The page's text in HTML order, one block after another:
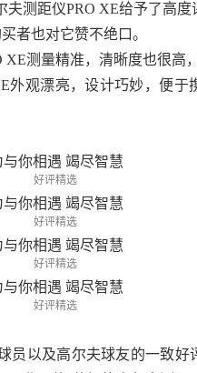
测距仪PRO XE给予了高
者也对它赞不绝口。
测量精准，清晰度也很高
外观漂亮，设计巧妙，便于
好评精选
好评精选
好评精选
好评精选
员以及高尔夫球友的一致好